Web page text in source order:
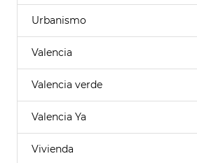
Urbanismo
Valencia
Valencia verde
Valencia Ya
Vivienda